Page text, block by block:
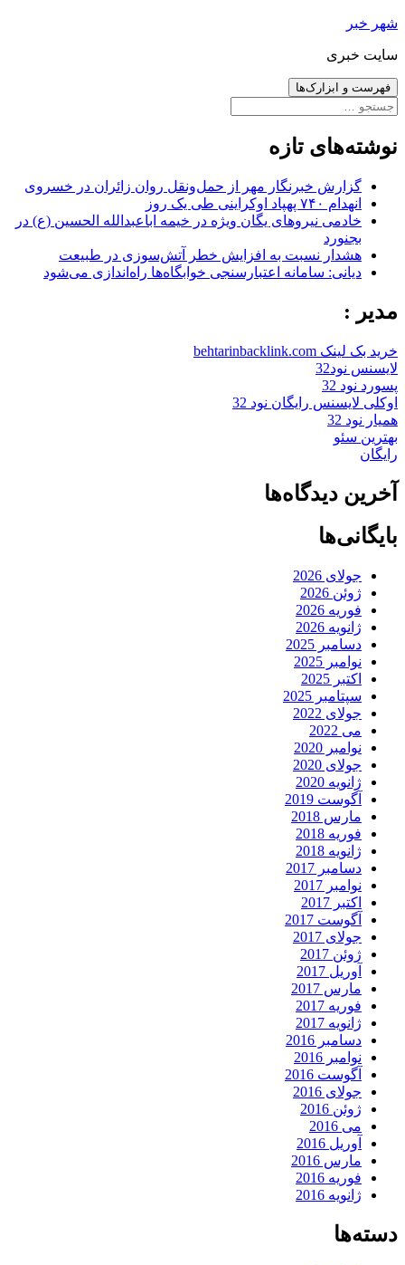
رفتن
نوشته‌ها
شهر خبر
سایت خبری
فهرست و ابزارک‌ها
جستجو
نوشته‌های تازه
گزارش خبرنگار مهر از حمل‌ونقل روان زائران در خسروی
انهدام ۷۴۰ پهپاد اوکراینی طی یک روز
خادمی نیروهای یگان ویژه در خیمه اباعبدالله الحسین (ع) در
بجنورد
هشدار نسبت به افزایش خطر آتش‌سوزی در طبیعت
دیانی: سامانه اعتبارسنجی خوابگاه‌ها راه‌اندازی می‌شود
مدیر :
خرید بک لینک behtarinbacklink.com
لایسنس نود32
پسورد نود 32
اوکلی لایسنس رایگان نود 32
همیار نود 32
بهترین سئو
رایگان
آخرین دیدگاه‌ها
بایگانی‌ها
جولای 2026
ژوئن 2026
فوریه 2026
ژانویه 2026
دسامبر 2025
نوامبر 2025
اکتبر 2025
سپتامبر 2025
جولای 2022
می 2022
نوامبر 2020
جولای 2020
ژانویه 2020
آگوست 2019
مارس 2018
فوریه 2018
ژانویه 2018
دسامبر 2017
نوامبر 2017
اکتبر 2017
آگوست 2017
جولای 2017
ژوئن 2017
آوریل 2017
مارس 2017
فوریه 2017
ژانویه 2017
دسامبر 2016
نوامبر 2016
آگوست 2016
جولای 2016
ژوئن 2016
می 2016
آوریل 2016
مارس 2016
فوریه 2016
ژانویه 2016
دسته‌ها